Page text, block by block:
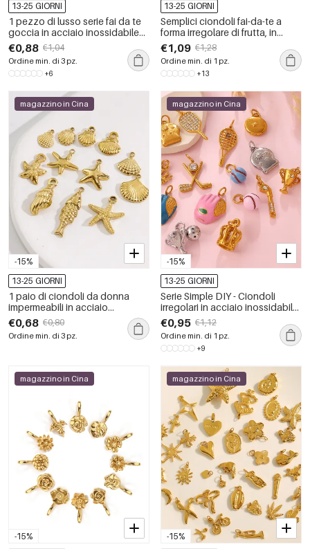
13-25 GIORNI
1 pezzo di lusso serie fai da te
goccia in acciaio inossidabile
impermeabile color oro ciondoli
da donna
€0,88 €1,04
Ordine min. di 3 pz.
+6
13-25 GIORNI
Semplici ciondoli fai-da-te a
forma irregolare di frutta, in
acciaio inossidabile
impermeabile color oro con
strass.
€1,09 €1,28
Ordine min. di 1 pz.
+13
-15%
magazzino in Cina
13-25 GIORNI
1 paio di ciondoli da donna
impermeabili in acciaio
inossidabile a forma di tartaruga
classica della serie Simple
€0,68 €0,80
Ordine min. di 3 pz.
-15%
magazzino in Cina
13-25 GIORNI
Serie Simple DIY - Ciondoli
irregolari in acciaio inossidabile
impermeabile color oro con
strass
€0,95 €1,12
Ordine min. di 1 pz.
+9
-15%
magazzino in Cina
-15%
magazzino in Cina